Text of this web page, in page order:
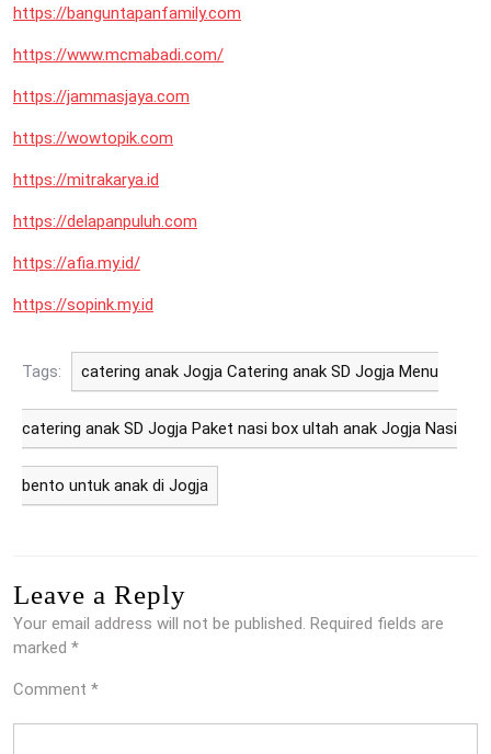
https://banguntapanfamily.com
https://www.mcmabadi.com/
https://jammasjaya.com
https://wowtopik.com
https://mitrakarya.id
https://delapanpuluh.com
https://afia.my.id/
https://sopink.my.id
Tags: catering anak Jogja Catering anak SD Jogja Menu
catering anak SD Jogja Paket nasi box ultah anak Jogja Nasi
bento untuk anak di Jogja
Leave a Reply
Your email address will not be published. Required fields are
marked *
Comment *